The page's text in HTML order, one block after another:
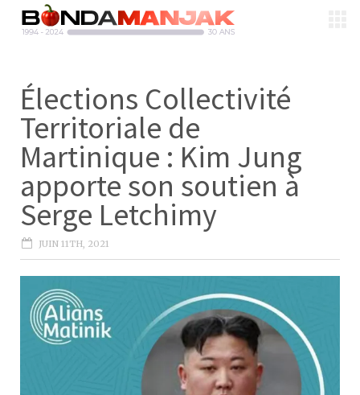
Élections Collectivité
Territoriale de
Martinique : Kim Jung
apporte son soutien à
Serge Letchimy
JUIN 11TH, 2021